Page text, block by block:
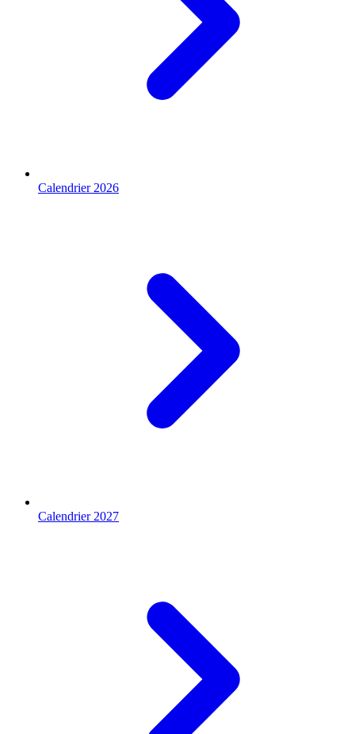
Calendrier 2026
Calendrier 2027